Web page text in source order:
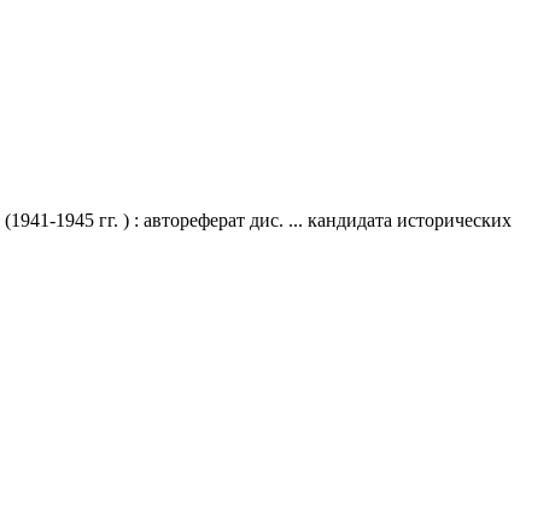
1945 гг. ) : автореферат дис. ... кандидата исторических